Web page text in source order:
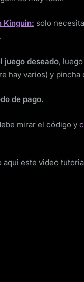
Kinguin: solo
juego deseado,
hay varios) y pincha
de pago.
mirar el código y
aqui este video